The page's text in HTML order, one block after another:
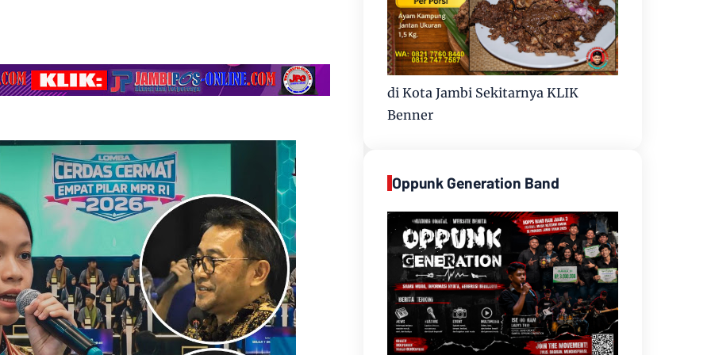
di Kota Jambi Sekitarnya KLIK
Benner
Oppunk Generation Band